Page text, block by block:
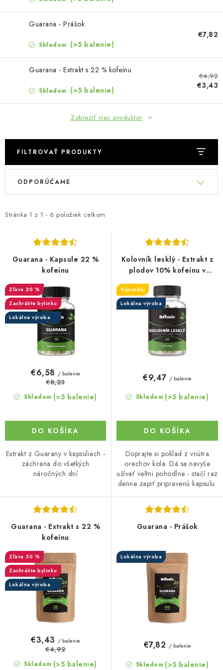
OSTATNÉ
Prečo Botanic?
Kontakty
Guarana - Prášok
Skladom (>5 balenie)
€7,82
Guarana - Extrakt s 22 % kofeínu
Skladom (>5 balenie)
€4,92
€3,43
Zobraziť viac produktov
FILTROVAŤ PRODUKTY
V
i
d
u
k
t
Stránka 1 z 1 - 6 položiek celkom
R
e
r
o
d
u
ODPORÚČAME
Guarana - Kapsule 22 %
kofeínu
20 %
Zachráňte bylinku
Lokálna výroba
Skladom (>5 balenie)
€6,58 / balenie
€8,23
DO KOŠÍKA
Extrakt z Guarany v kapsuliach -
záchrana do všetkých
náročných dní
Kolovník lesklý - Extrakt z
plodov 10% kofeínu v
kapsuliach
Výpredaj
Lokálna výroba
Skladom (>5 balenie)
€9,47 / balenie
DO KOŠÍKA
Doprajte si poklad z vnútra
orechov kola. Dá sa navyše
užívať veľmi pohodlne - stačí raz
denne zapiť pripravenú kapsulu.
Guarana - Extrakt s 22 %
kofeínu
30 %
Zachráňte bylinku
Lokálna výroba
Skladom (>5 balenie)
€3,43 / balenie
€4,92
Guarana - Prášok
Lokálna výroba
Skladom (>5 balenie)
€7,82 / balenie